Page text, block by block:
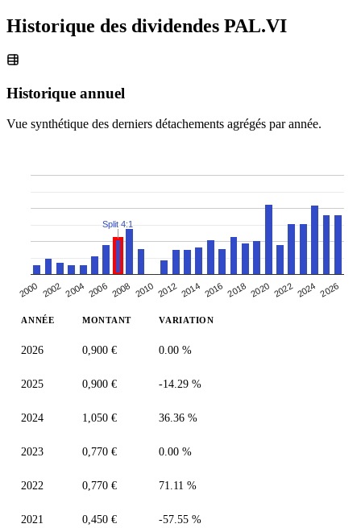
Historique des dividendes PAL.VI
Historique annuel
Vue synthétique des derniers détachements agrégés par année.
2000 2002 2004 2006 2008 2010 2012 2014 2016 2018 2020 2022 2024 2026
Split 4:1
ANNÉE MONTANT VARIATION
2026 0,900 € 0.00 %
2025 0,900 € -14.29 %
2024 1,050 € 36.36 %
2023 0,770 € 0.00 %
2022 0,770 € 71.11 %
2021 0,450 € -57.55 %